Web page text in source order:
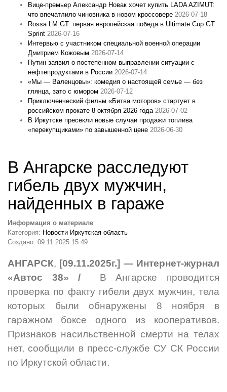
Вице‑премьер Александр Новак хочет купить LADA AZIMUT:
что впечатлило чиновника в новом кроссовере 2026-07-18
Rossa LM GT: первая европейская победа в Ultimate Cup GT
Sprint 2026-07-16
Интервью с участником специальной военной операции
Дмитрием Кожовым 2026-07-14
Путин заявил о постепенном выправлении ситуации с
нефтепродуктами в России 2026-07-14
«Мы — Валенцовы»: комедия о настоящей семье — без
глянца, зато с юмором 2026-07-12
Приключенческий фильм «Битва моторов» стартует в
российском прокате 8 октября 2026 года 2026-07-02
В Иркутске пресекли новые случаи продажи топлива
«перекупщиками» по завышенной цене 2026-06-30
В Ангарске расследуют
гибель двух мужчин,
найденных в гараже
Информация о материале
Категория: Новости Иркутская область
Создано: 09.11.2025 15:49
АНГАРСК, [09.11.2025г.] — Интернет-журнал
«Автос 38» / В Ангарске проводится
проверка по факту гибели двух мужчин, тела
которых были обнаружены 8 ноября в
гаражном боксе одного из кооперативов.
Признаков насильственной смерти на телах
нет, сообщили в пресс-службе СУ СК России
по Иркутской области.